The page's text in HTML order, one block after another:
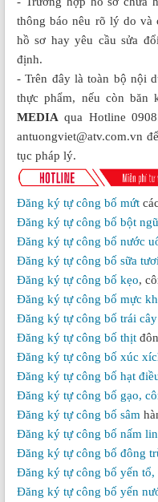
thông báo nêu rõ lý do
hồ sơ hay yêu cầu sửa
định.
- Trên đây là toàn bộ nội
thực phẩm, nếu còn
MEDIA qua Hotline
antuongviet@atv.com.vn
tục pháp lý.
Đăng ký tự công bố mứt
Đăng ký tự công bố bột
Đăng ký tự công bố nước
Đăng ký tự công bố sữa tươi
Đăng ký tự công bố kẹo,
Đăng ký tự công bố mực
Đăng ký tự công bố trái
Đăng ký tự công bố thịt
Đăng ký tự công bố xúc
Đăng ký tự công bố hạt
Đăng ký tự công bố gạo,
Đăng ký tự công bố sâm
Đăng ký tự công bố nấm
Đăng ký tự công bố đông
Đăng ký tự công bố yến tổ,
Đăng ký tự công bố yến